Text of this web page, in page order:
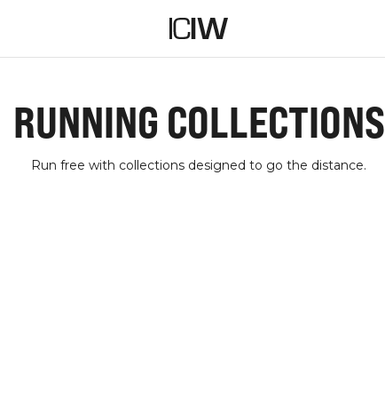
RUNNING COLLECTIONS
Run free with collections designed to go the distance.